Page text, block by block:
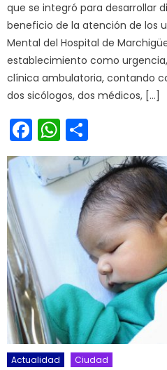
que se integró para desarrollar
beneficio de la atención de los
Mental del Hospital de
establecimiento como
clínica ambulatoria, contando
dos sicólogos, dos médicos, […]
Facebook
WhatsApp
Actualidad Ciudad